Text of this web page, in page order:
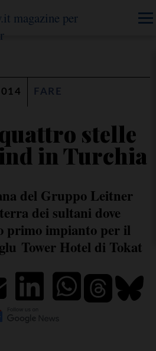
FARE
stelle
in Turchia
del Gruppo Leitner
dei sultani dove
primo impianto per il
Tower Hotel di Tokat